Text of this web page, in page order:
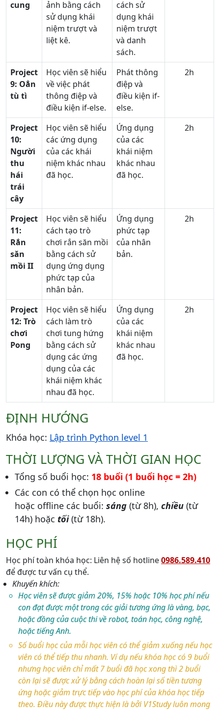
cung
ảnh bằng cách
sử dụng khái
niệm trượt và
liệt kê.
cách sử
dụng khái
niệm trượt
và danh
sách.
Project
9: Oẳn
tù tì
Học viên sẽ hiểu
về việc phát
thông điệp và
điều kiện if-else.
Phát thông
điệp và
điều kiện if-
else.
2h
Project
10:
Người
thu
hái
trái
cây
Học viên sẽ hiểu
các ứng dụng
của các khái
niệm khác nhau
đã học.
Ứng dụng
của các
khái niệm
khác nhau
đã học.
2h
Project
11:
Rắn
săn
mồi II
Học viên sẽ hiểu
cách tạo trò
chơi rắn săn mồi
bằng cách sử
dụng ứng dụng
phức tạp của
nhân bản.
Ứng dụng
phức tạp
của nhân
bản.
2h
Project
12: Trò
chơi
Pong
Học viên sẽ hiểu
cách làm trò
chơi tung hứng
bằng cách sử
dụng các ứng
dụng của các
khái niệm khác
nhau đã học.
Ứng dụng
của các
khái niệm
khác nhau
đã học.
2h
ĐỊNH HƯỚNG
Khóa học: Lập trình Python level 1
THỜI LƯỢNG VÀ THỜI GIAN HỌC
Tổng số buổi học: 18 buổi (1 buổi học = 2h)
Các con có thể chọn học online
hoặc offline các buổi:sáng (từ 8h),chiều (từ
14h) hoặc tối(từ 18h).
HỌC PHÍ
Học phí toàn khóa học: Liên hệ số hotline0986.589.410
để được tư vấn cụ thể.
Khuyến khích:
Học viên sẽ được giảm 20%, 15% hoặc 10% học phí nếu
con đạt được một trong các giải tương ứng là vàng, bạc,
hoặc đồng của cuộc thi về robot, toán học, công nghệ,
hoặc tiếng Anh.
Số buổi học của mỗi học viên có thể giảm xuống nếu học
viên có thể tiếp thu nhanh. Ví dụ nếu khóa học có 9 buổi
nhưng học viên chỉ mất 7 buổi đã học xong thì 2 buổi
còn lại sẽ được xử lý bằng cách hoàn lại số tiền tương
ứng hoặc giảm trực tiếp vào học phí của khóa học tiếp
theo. Điều này được thực hiện là bởi V1Study luôn mong